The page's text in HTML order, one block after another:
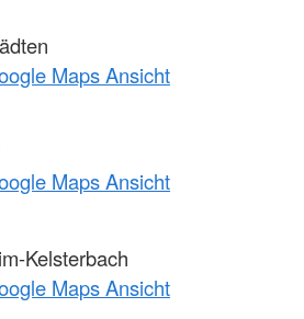
Maps Ansicht
Maps Ansicht
Kelsterbach
Maps Ansicht